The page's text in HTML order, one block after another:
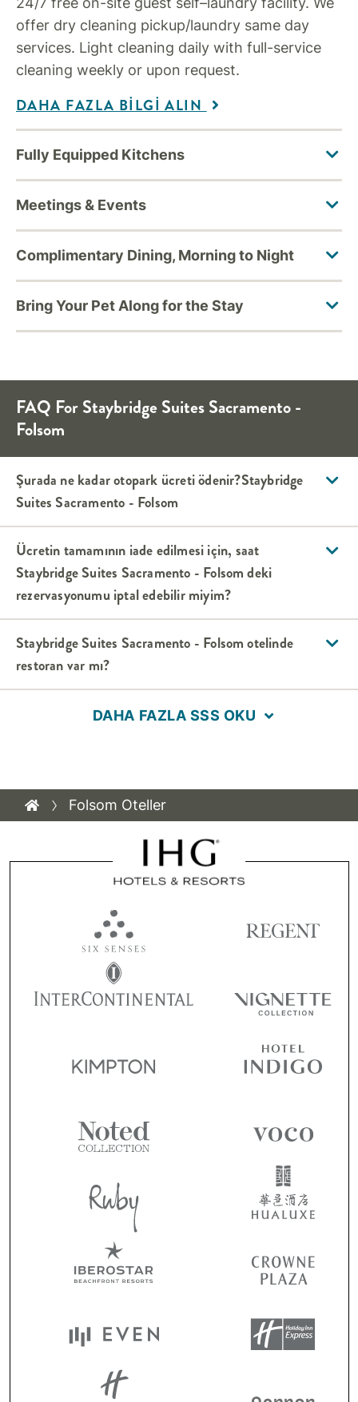
offer dry cleaning pickup/laundry same day
services. Light cleaning daily with full-service
cleaning weekly or upon request.
DAHA FAZLA BILGI ALIN
FAQ ForStaybridge SuitesSacramento -
Folsom
Şurada ne kadar otopark ücreti ödenir?Staybridge
Suites Sacramento - Folsom
Ücretin tamamının iade edilmesi için, saat
Staybridge Suites Sacramento - Folsomdeki
rezervasyonumu iptal edebilir miyim?
Staybridge Suites Sacramento - Folsomotelinde
restoran var mı?
DAHA FAZLA SSS OKU
Folsom Oteller